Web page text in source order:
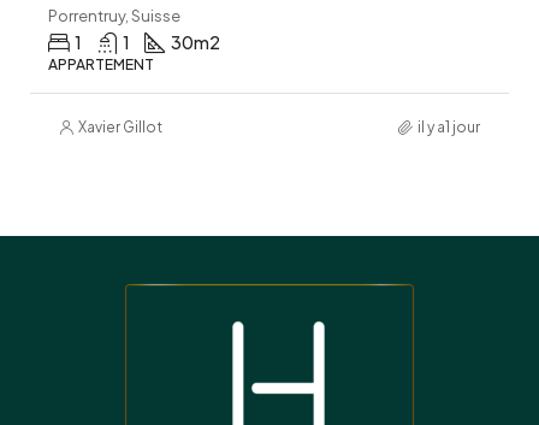
Porrentruy, Suisse
1 1 30m2
APPARTEMENT
Xavier Gillot il y a1 jour